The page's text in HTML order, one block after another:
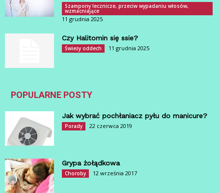
Szampony lecznicze, przeciw wypadaniu włosów,
wzmacniające
11 grudnia 2025
Czy Halitomin się ssie?
Świeży oddech 11 grudnia 2025
POPULARNE POSTY
Jak wybrać pochłaniacz pyłu do manicure?
Porady 22 czerwca 2019
Grypa żołądkowa
Choroby 12 września 2017